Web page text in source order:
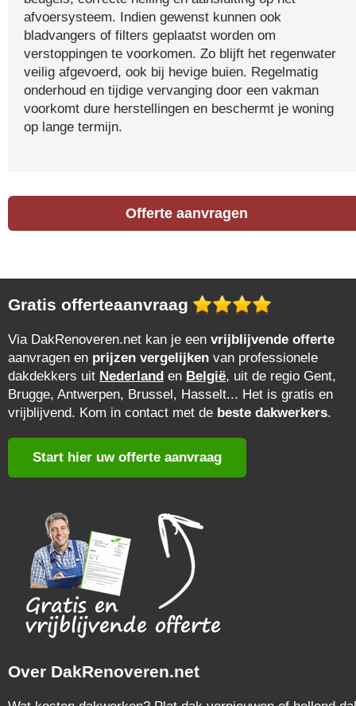
afvoersysteem. Indien gewenst kunnen ook
bladvangers of filters geplaatst worden om
verstoppingen te voorkomen. Zo blijft het regenwater
veilig afgevoerd, ook bij hevige buien. Regelmatig
onderhoud en tijdige vervanging door een vakman
voorkomt dure herstellingen en beschermt je woning
op lange termijn.
Offerte aanvragen
Gratis offerteaanvraag
Via DakRenoveren.net kan je een vrijblijvende offerte
aanvragen en prijzen vergelijken van professionele
dakdekkers uit Nederland en België, uit de regio Gent,
Brugge, Antwerpen, Brussel, Hasselt... Het is gratis en
vrijblijvend. Kom in contact met de beste dakwerkers.
Start hier uw offerte aanvraag
Over DakRenoveren.net